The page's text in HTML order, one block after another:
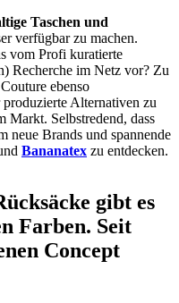
Taschen und
verfügbar zu machen.
vom Profi kuratierte
Recherche im Netz vor? Zu
ebenso
Alternativen zu
Markt. Selbstredend, dass
neue Brands und spannende
Bananatex zu entdecken.
gibt es
Farben. Seit
Concept